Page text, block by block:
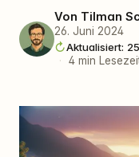
Von Tilman
26. Juni 2024
Aktualisiert:
·
4 min